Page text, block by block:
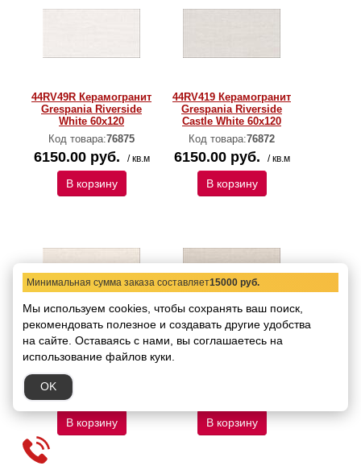
44RV49R Керамогранит
Grespania Riverside
White 60x120
Код товара:76875
6150.00 руб. / кв.м
В корзину
44RV419 Керамогранит
Grespania Riverside
Castle White 60x120
Код товара:76872
6150.00 руб. / кв.м
В корзину
44RV29R Керамогранит
Grespania Riverside
Ivory 60x120
Код товара:
6150.00 руб.
В корзину
44RV219 Керамогранит
Grespania Riverside
В корзину
Минимальная сумма заказа составляет15000 руб.
Мы используем cookies, чтобы сохранять ваш поиск,
рекомендовать полезное и создавать другие удобства
на сайте. Оставаясь с нами, вы соглашаетесь на
использование файлов куки.
OK